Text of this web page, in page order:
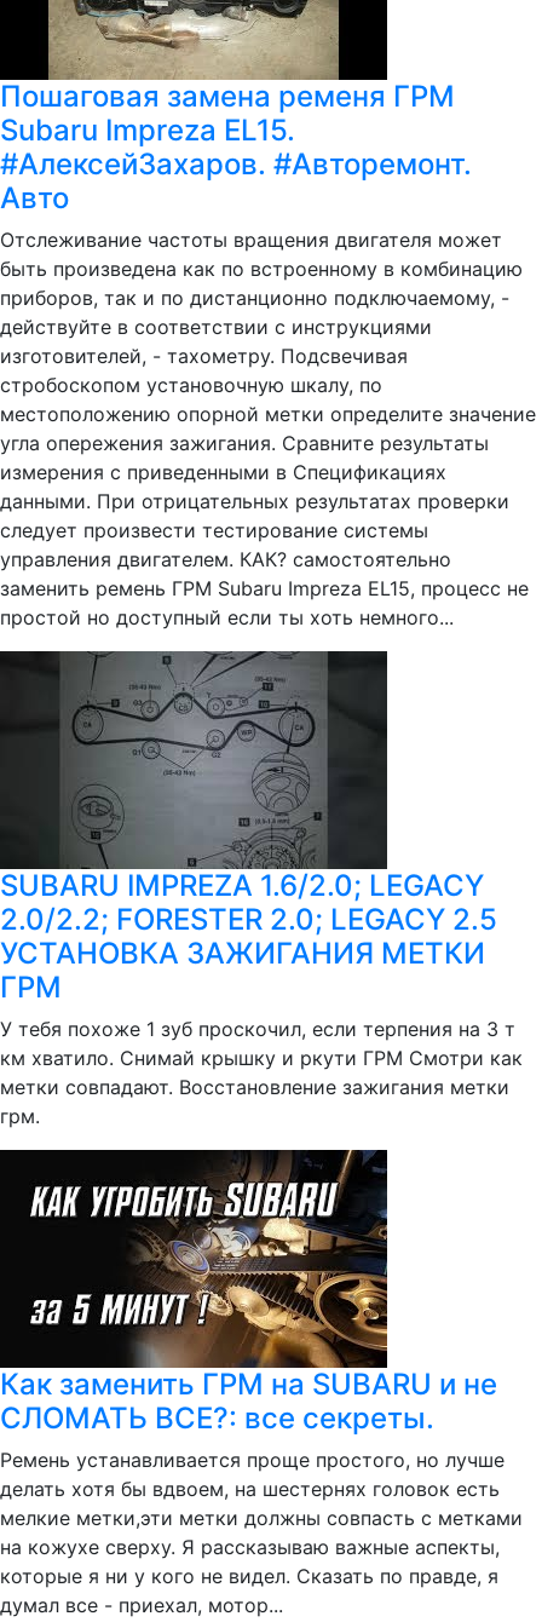
Пошаговая замена ременя ГРМ
Subaru Impreza EL15.
#АлексейЗахаров. #Авторемонт.
Авто
Отслеживание частоты вращения двигателя может
быть произведена как по встроенному в комбинацию
приборов, так и по дистанционно подключаемому, -
действуйте в соответствии с инструкциями
изготовителей, - тахометру. Подсвечивая
стробоскопом установочную шкалу, по
местоположению опорной метки определите значение
угла опережения зажигания. Сравните результаты
измерения с приведенными в Спецификациях
данными. При отрицательных результатах проверки
следует произвести тестирование системы
управления двигателем. КАК? самостоятельно
заменить ремень ГРМ Subaru Impreza EL15, процесс не
простой но доступный если ты хоть немного...
SUBARU IMPREZA 1.6/2.0; LEGACY
2.0/2.2; FORESTER 2.0; LEGACY 2.5
УСТАНОВКА ЗАЖИГАНИЯ МЕТКИ
ГРМ
У тебя похоже 1 зуб проскочил, если терпения на 3 т
км хватило. Снимай крышку и ркути ГРМ Смотри как
метки совпадают. Восстановление зажигания метки
грм.
Как заменить ГРМ на SUBARU и не
СЛОМАТЬ ВСЕ?: все секреты.
Ремень устанавливается проще простого, но лучше
делать хотя бы вдвоем, на шестернях головок есть
мелкие метки,эти метки должны совпасть с метками
на кожухе сверху. Я рассказываю важные аспекты,
которые я ни у кого не видел. Сказать по правде, я
думал все - приехал, мотор...